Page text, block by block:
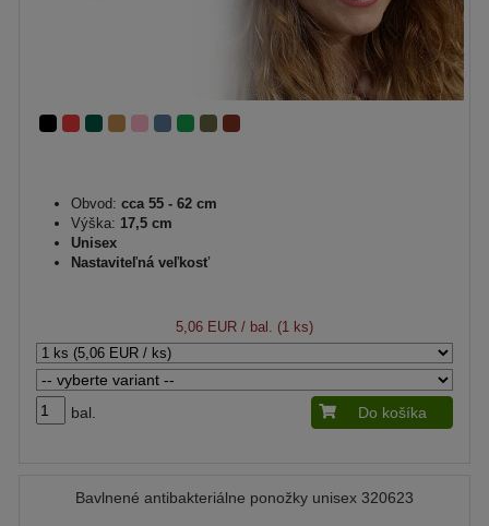
Obvod: cca 55 - 62 cm
Výška: 17,5 cm
Unisex
Nastaviteľná veľkosť
5,06 EUR / bal. (1 ks)
bal. Do košíka
Bavlnené antibakteriálne ponožky unisex 320623